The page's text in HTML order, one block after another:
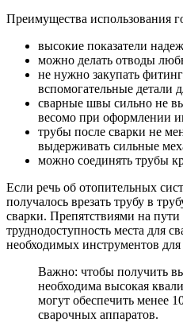
Преимущества использования
высокие показатели
можно делать отводы
не нужно закупать
вспомогательные детали
сварные швы сильно не
весомо при оформлении
трубы после сварки не
выдерживать сильные
можно соединять трубы
Если речь об отопительных
получалось врезать трубу в
сварки. Препятствиями на
труднодоступность места для
необходимых инструментов для
Важно: чтобы получить
необходима высокая
могут обеспечить менее
сварочных аппаратов.